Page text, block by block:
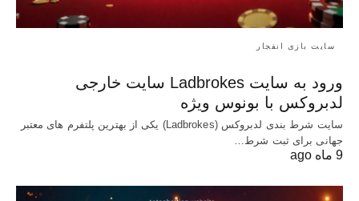
سایت بازی انفجار
ورود به سایت Ladbrokes سایت خارجی
لدبروکس با بونوس ویژه
سایت شرط بندی لدبروکس (Ladbrokes) یکی از بهترین پلتفرم های معتبر
جهانی برای ثبت شرط…
9 ماه ago